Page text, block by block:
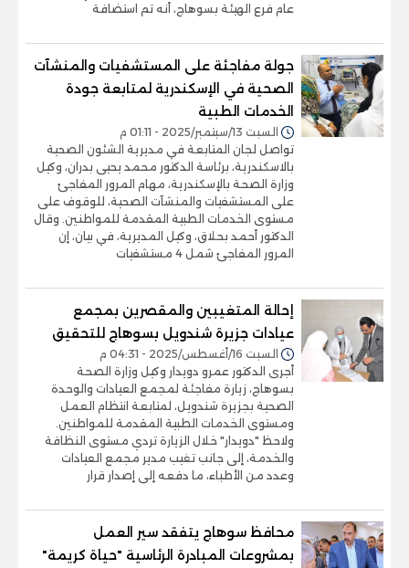
عام فرع الهيئة بسوهاج، أنه تم استضافة
جولة مفاجئة على المستشفيات والمنشآت
الصحية في الإسكندرية لمتابعة جودة
الخدمات الطبية
السبت 13/سبتمبر/2025 - 01:11 م
تواصل لجان المتابعة في مديرية الشئون الصحية
بالاسكندرية، برئاسة الدكتور محمد يحيى بدران، وكيل
وزارة الصحة بالإسكندرية، مهام المرور المفاجئ
على المستشفيات والمنشآت الصحية، للوقوف على
مستوى الخدمات الطبية المقدمة للمواطنين. وقال
الدكتور أحمد بحلاق، وكيل المديرية، في بيان، إن
المرور المفاجئ شمل 4 مستشفيات
إحالة المتغيبين والمقصرين بمجمع
عيادات جزيرة شندويل بسوهاج للتحقيق
السبت 16/أغسطس/2025 - 04:31 م
أجرى الدكتور عمرو دويدار وكيل وزارة الصحة
بسوهاج، زيارة مفاجئة لمجمع العيادات والوحدة
الصحية بجزيرة شندويل، لمتابعة انتظام العمل
ومستوى الخدمات الطبية المقدمة للمواطنين.
ولاحظ "دويدار" خلال الزيارة تردي مستوى النظافة
والخدمة، إلى جانب تغيب مدير مجمع العيادات
وعدد من الأطباء، ما دفعه إلى إصدار قرار
محافظ سوهاج يتفقد سير العمل
بمشروعات المبادرة الرئاسية "حياة كريمة"